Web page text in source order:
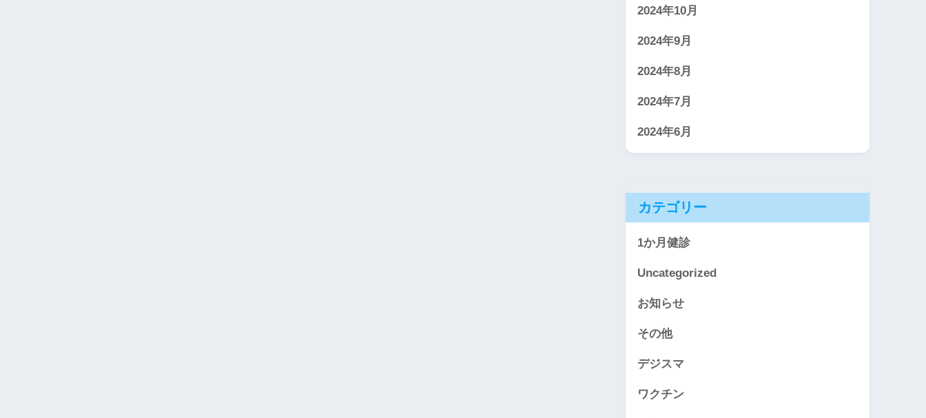
2024年10月
2024年9月
2024年8月
2024年7月
2024年6月
カテゴリー
1か月健診
Uncategorized
お知らせ
その他
デジスマ
ワクチン